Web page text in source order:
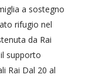
a sostegno
rifugio nel
da Rai
supporto
Rai Dal 20 al